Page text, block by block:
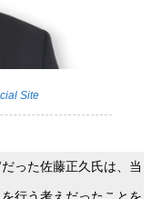
Site
った佐藤正久氏は、当
行う考えだったことを